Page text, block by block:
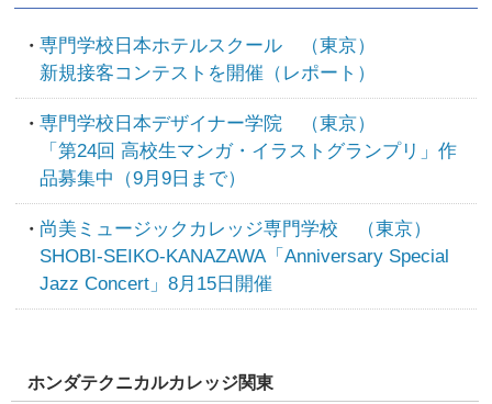
専門学校日本ホテルスクール （東京）
新規接客コンテストを開催（レポート）
専門学校日本デザイナー学院 （東京）
「第24回 高校生マンガ・イラストグランプリ」作
品募集中（9月9日まで）
尚美ミュージックカレッジ専門学校 （東京）
SHOBI-SEIKO-KANAZAWA「Anniversary Special
Jazz Concert」8月15日開催
ホンダテクニカルカレッジ関東